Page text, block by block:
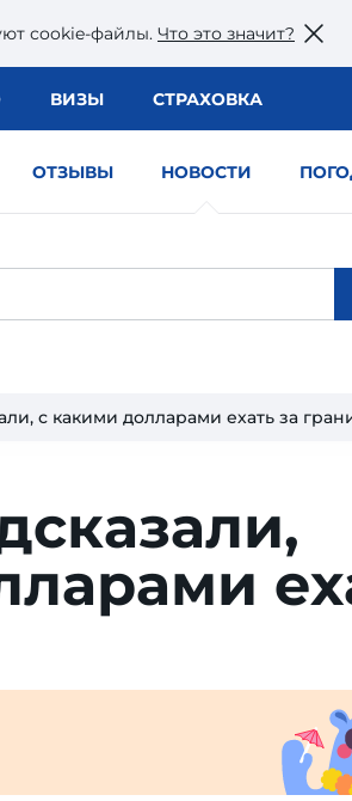
сookie-файлы. Что это значит?
ВИЗЫ СТРАХОВКА
ОТЗЫВЫ НОВОСТИ
с какими долларами ехать за